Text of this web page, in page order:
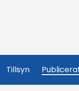
Tillsyn